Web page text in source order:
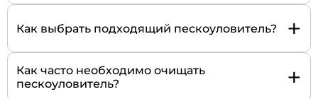
Как выбрать подходящий пескоуловитель? +
Как часто необходимо очищать
пескоуловитель?
+